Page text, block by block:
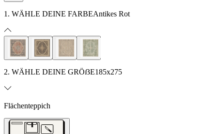
1. WÄHLE DEINE FARBEAntikes Rot
2. WÄHLE DEINE GRÖẞE185x275
Flächenteppich